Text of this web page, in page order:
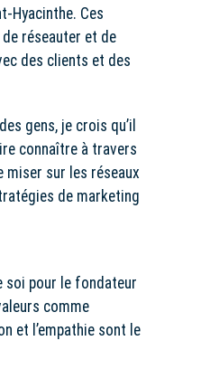
Hyacinthe. Ces
réseauter et de
des clients et des
gens, je crois qu’il
connaître à travers
miser sur les réseaux
de marketing
soi pour le fondateur
comme
et l’empathie sont le